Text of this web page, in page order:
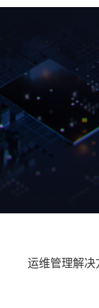
运维管理解决